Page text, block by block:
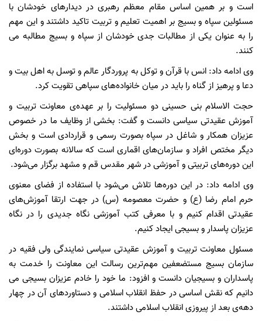
است و بر همین اساس مقام معظم رهبری در دیدار‌های خودشان با
مسئولین سپاه و بسیج بر اهمیت تعلیم و تربیت تاکید داشتند و این مهم
را به عنوان یکی از مطالبات جدی خودشان از سپاه و بسیج مطالبه می
کنند.
وی ادامه داد: انس با قرآن و توکل به پروردگار عالم و توسل به اهل بیت و
دعا و پرهیز از گناه را باید در میان خانواده‌های سپاهی تقویت کرد.
حجت الاسلام بنی حسینی دو مسئولیت را بر عهده‌ی معاونت تربیت و
آموزش عقیدتی سیاسی دانست و گفت: بخشی از وظایف ما در خصوص
عزیزان همکار و شاغل در سپاه بصورت رسمی و قراردادی است و بخش
دیگر مختص افراد و سازمان‌های اقماری است که سالانه بصورت دوره‌ای
این دوره‌های تربیتی و آموزشی در شهر مقدس قم و مشهد برگزار می‌شود.
وی ادامه داد: در این دوره‌ها تلاش می‌شود با استفاده از فضای معنوی
حرم امام رضا (ع) و حضرت معصومه (س) در جهت ارتقا آموزش‌های
عقیدتی اقدام کنیم و با معرفی کتب آموزشی نگاه جدیدی را در نگاه
عزیزان پاسدار و بسیجی ایجاد کنیم.
مسئول معاونت تربیت و آموزش عقیدتی سیاسی نمایندگی ولی فقیه در
سازمان بسیج مستضعفین مهم‌ترین رسالت این معاونت را خدمت به
پاسداران و بسیجیان دانست و افزود: ما خود را خادم عزیزان بسیجی می
دانیم که نقش اساسی در حفظ انقلاب اسلامی و دستاورد‌های آن در چهار
دهه‌ی بعد از پیروزی انقلاب اسلامی داشتند.